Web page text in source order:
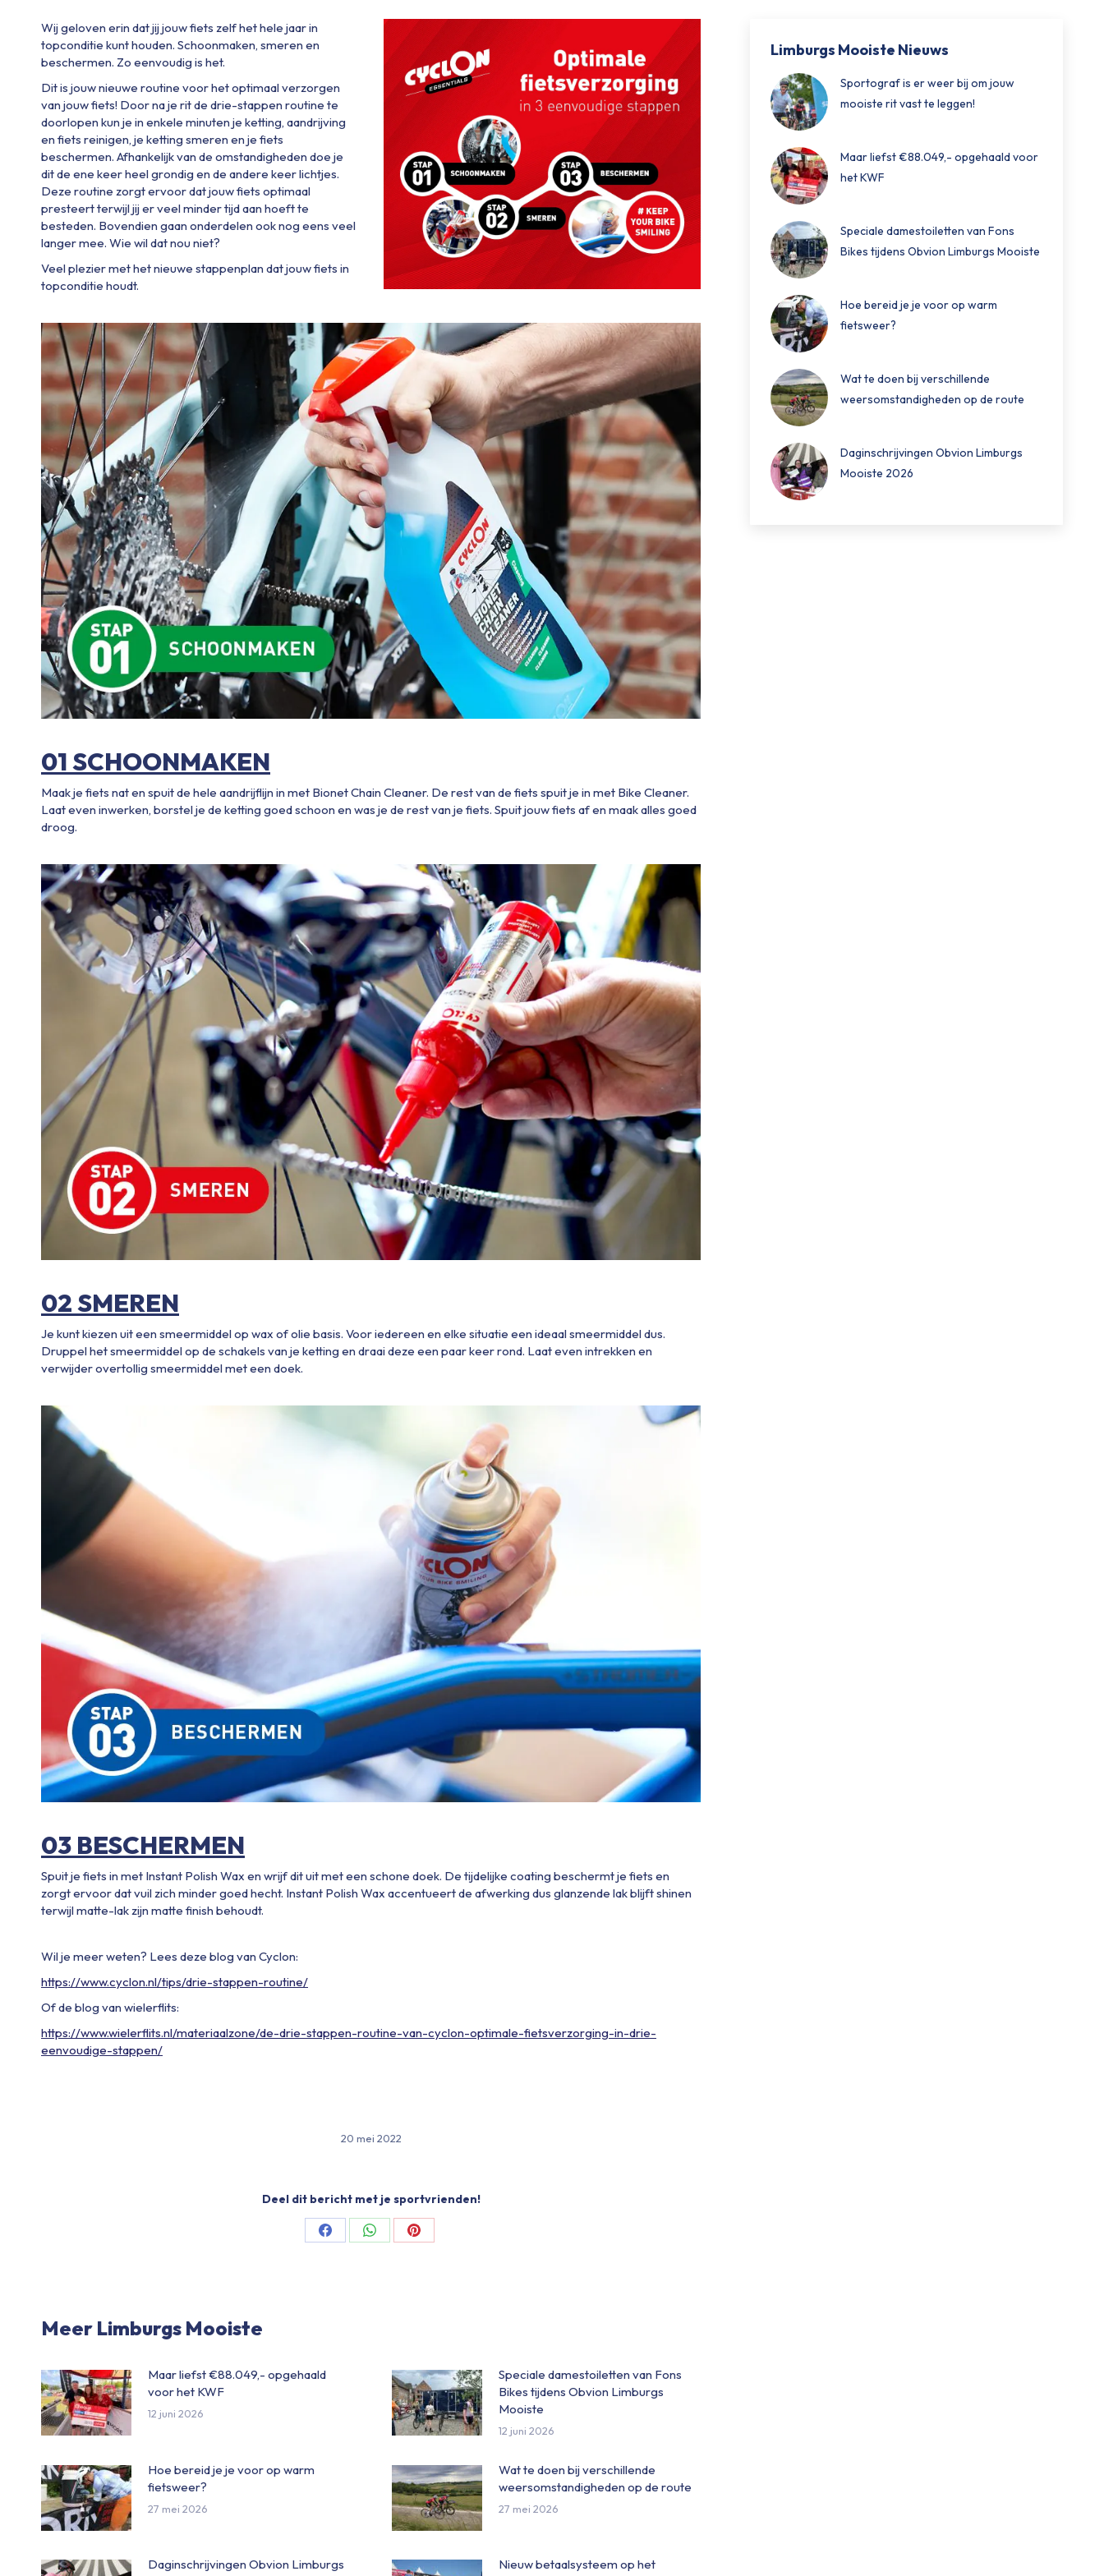
Wij geloven erin dat jij jouw fiets zelf het hele jaar in
topconditie kunt houden. Schoonmaken, smeren en
beschermen. Zo eenvoudig is het.
Dit is jouw nieuwe routine voor het optimaal verzorgen
van jouw fiets! Door na je rit de drie-stappen routine te
doorlopen kun je in enkele minuten je ketting, aandrijving
en fiets reinigen, je ketting smeren en je fiets
beschermen. Afhankelijk van de omstandigheden doe je
dit de ene keer heel grondig en de andere keer lichtjes.
Deze routine zorgt ervoor dat jouw fiets optimaal
presteert terwijl jij er veel minder tijd aan hoeft te
besteden. Bovendien gaan onderdelen ook nog eens veel
langer mee. Wie wil dat nou niet?
Veel plezier met het nieuwe stappenplan dat jouw fiets in
topconditie houdt.
01 SCHOONMAKEN
Maak je fiets nat en spuit de hele aandrijflijn in met Bionet Chain Cleaner. De rest van de fiets spuit je in met Bike Cleaner.
Laat even inwerken, borstel je de ketting goed schoon en was je de rest van je fiets. Spuit jouw fiets af en maak alles goed
droog.
02 SMEREN
Je kunt kiezen uit een smeermiddel op wax of olie basis. Voor iedereen en elke situatie een ideaal smeermiddel dus.
Druppel het smeermiddel op de schakels van je ketting en draai deze een paar keer rond. Laat even intrekken en
verwijder overtollig smeermiddel met een doek.
03 BESCHERMEN
Spuit je fiets in met Instant Polish Wax en wrijf dit uit met een schone doek. De tijdelijke coating beschermt je fiets en
zorgt ervoor dat vuil zich minder goed hecht. Instant Polish Wax accentueert de afwerking dus glanzende lak blijft shinen
terwijl matte-lak zijn matte finish behoudt.
Wil je meer weten? Lees deze blog van Cyclon:
https://www.cyclon.nl/tips/drie-stappen-routine/
Of de blog van wielerflits:
https://www.wielerflits.nl/materiaalzone/de-drie-stappen-routine-van-cyclon-optimale-fietsverzorging-in-drie-
eenvoudige-stappen/
20 mei 2022
Deel dit bericht met je sportvrienden!
Share
Share
Share
Meer Limburgs Mooiste
Maar liefst €88.049,- opgehaald
voor het KWF
12 juni 2026
Speciale damestoiletten van Fons
Bikes tijdens Obvion Limburgs
Mooiste
12 juni 2026
Hoe bereid je je voor op warm
fietsweer?
27 mei 2026
Wat te doen bij verschillende
weersomstandigheden op de route
27 mei 2026
Daginschrijvingen Obvion Limburgs
Nieuw betaalsysteem op het
Limburgs Mooiste Nieuws
Sportograf is er weer bij om jouw
mooiste rit vast te leggen!
Maar liefst €88.049,- opgehaald voor
het KWF
Speciale damestoiletten van Fons
Bikes tijdens Obvion Limburgs Mooiste
Hoe bereid je je voor op warm
fietsweer?
Wat te doen bij verschillende
weersomstandigheden op de route
Daginschrijvingen Obvion Limburgs
Mooiste 2026